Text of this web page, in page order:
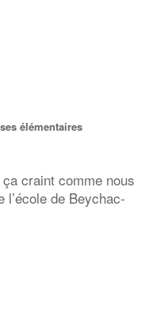
élémentaires
craint comme nous
l’école de Beychac-